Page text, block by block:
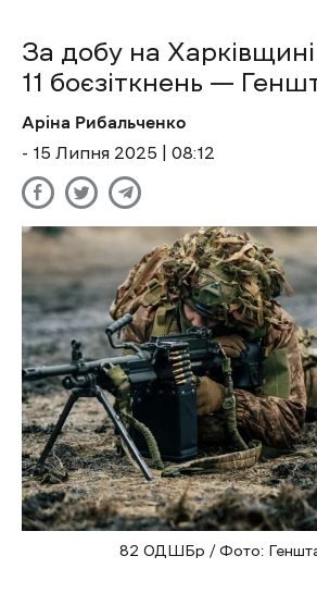
За добу на Харківщині
11 боєзіткнень —
Аріна Рибальченко
- 15 Липня 2025 | 08:12
82 ОДШБр / Фото: